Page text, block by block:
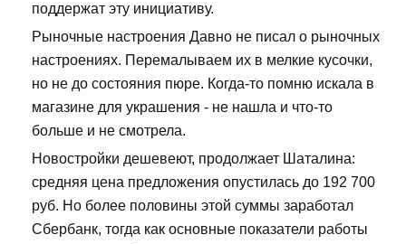
поддержат эту инициативу.
Рыночные настроения Давно не писал о рыночных
настроениях. Перемалываем их в мелкие кусочки,
но не до состояния пюре. Когда-то помню искала в
магазине для украшения - не нашла и что-то
больше и не смотрела.
Новостройки дешевеют, продолжает Шаталина:
средняя цена предложения опустилась до 192 700
руб. Но более половины этой суммы заработал
Сбербанк, тогда как основные показатели работы